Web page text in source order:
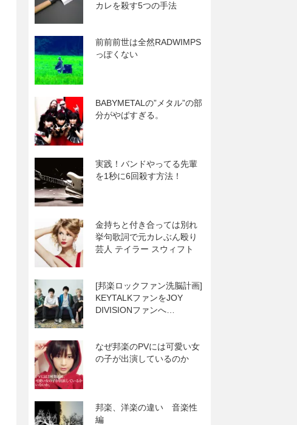
カレを殺す5つの手法
前前前世は全然RADWIMPS
っぽくない
BABYMETALの”メタル”の部
分がやばすぎる。
実践！バンドやってる先輩
を1秒に6回殺す方法！
金持ちと付き合っては別れ
挙句歌詞で元カレぶん殴り
芸人 テイラー スウィフト
[邦楽ロックファン洗脳計画]
KEYTALKファンをJOY
DIVISIONファンへ…
なぜ邦楽のPVには可愛い女
の子が出演しているのか
邦楽、洋楽の違い 音楽性
編